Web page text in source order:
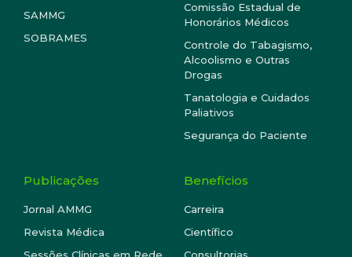
SAMMG
SOBRAMES
Comissão Estadual de
Honorários Médicos
Controle do Tabagismo,
Alcoolismo e Outras
Drogas
Tanatologia e Cuidados
Paliativos
Segurança do Paciente
Publicações
Jornal AMMG
Revista Médica
Benefícios
Carreira
Científico